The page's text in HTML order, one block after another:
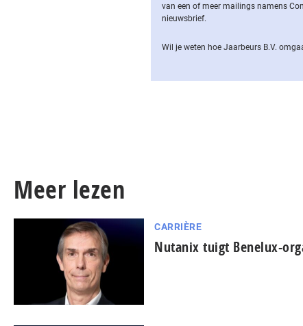
van een of meer mailings namens
nieuwsbrief.
Wil je weten hoe Jaarbeurs B.V.
Meer lezen
CARRIÈRE
Nutanix tuigt Benelux-